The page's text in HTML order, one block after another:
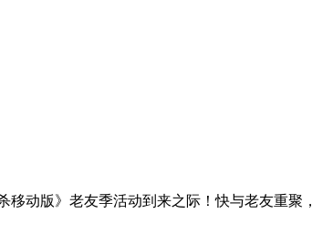
动版》老友季活动到来之际！快与老友重聚